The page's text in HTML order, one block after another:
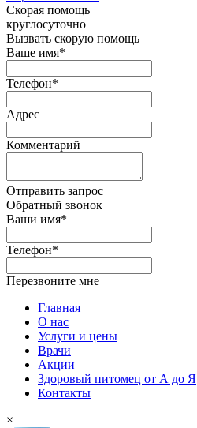
Скорая помощь
круглосуточно
Вызвать скорую помощь
Ваше имя*
Телефон*
Адрес
Комментарий
Отправить запрос
Обратный звонок
Ваши имя*
Телефон*
Перезвоните мне
Главная
О нас
Услуги и цены
Врачи
Акции
Здоровый питомец от А до Я
Контакты
×